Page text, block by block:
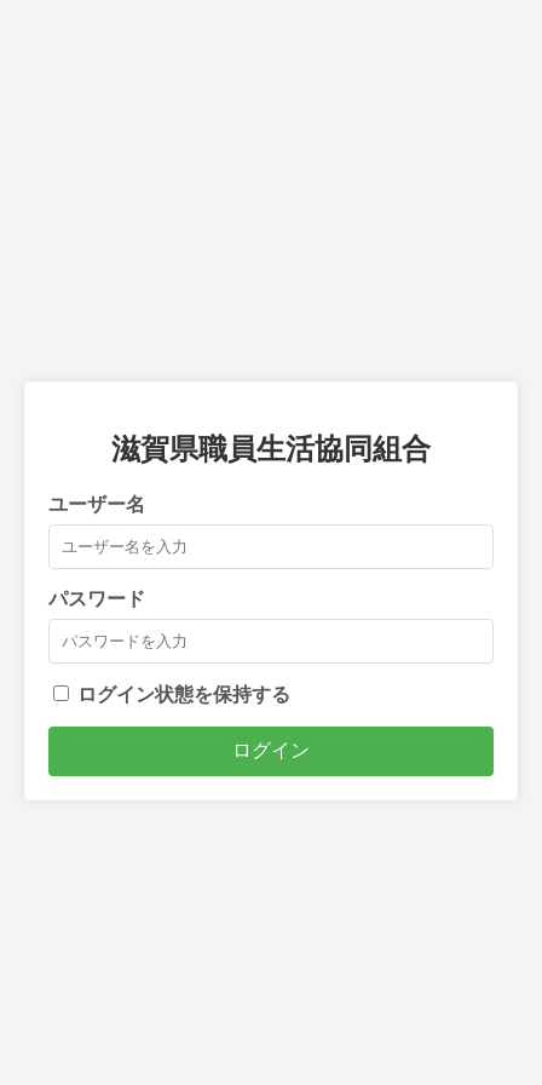
滋賀県職員生活協同組合
ユーザー名
パスワード
ログイン状態を保持する
ログイン